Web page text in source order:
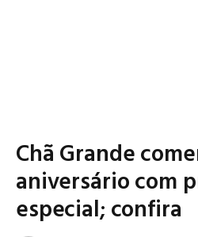
Chã Grande
aniversário com
especial; confira